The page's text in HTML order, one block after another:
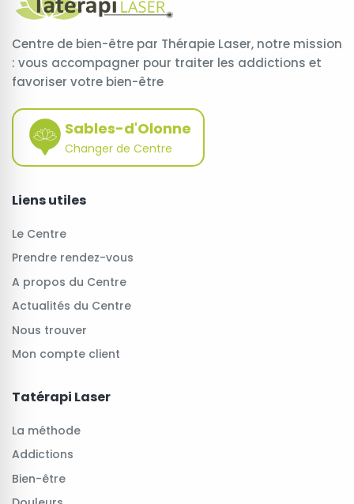
Centre de bien-être par Thérapie Laser, notre mission
: vous accompagner pour traiter les addictions et
favoriser votre bien-être
Sables-d'Olonne
Changer de Centre
Liens utiles
Le Centre
Prendre rendez-vous
A propos du Centre
Actualités du Centre
Nous trouver
Mon compte client
Tatérapi Laser
La méthode
Addictions
Bien-être